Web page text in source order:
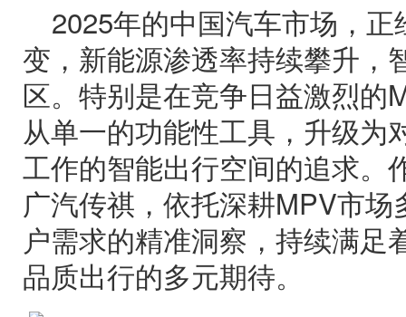
2025年的中国汽车市场，
变，新能源渗透率持续攀升，
区。特别是在竞争日益激烈的
从单一的功能性工具，升级为
工作的智能出行空间的追求。
广汽传祺，依托深耕MPV市
户需求的精准洞察，持续满足
品质出行的多元期待。